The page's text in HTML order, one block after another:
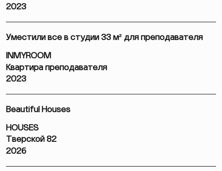
2023
Уместили все в студии 33 м² для преподавателя
INMYROOM
Квартира преподавателя
2023
Beautiful Houses
HOUSES
Тверской 82
2026